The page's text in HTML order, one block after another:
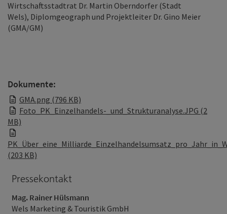
Wirtschaftsstadtrat Dr. Martin Oberndorfer (Stadt
Wels), Diplomgeograph und Projektleiter Dr. Gino Meier
(GMA/GM)
Dokumente:
GMA.png (796 KB)
Foto_PK_Einzelhandels-_und_Strukturanalyse.JPG (2
MB)
(203 KB)
Pressekontakt
Mag. Rainer Hülsmann
Wels Marketing & Touristik GmbH